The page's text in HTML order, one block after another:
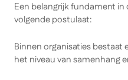
Een belangrijk fundament
volgende postulaat:
Binnen organisaties bestaat
het niveau van samenhang